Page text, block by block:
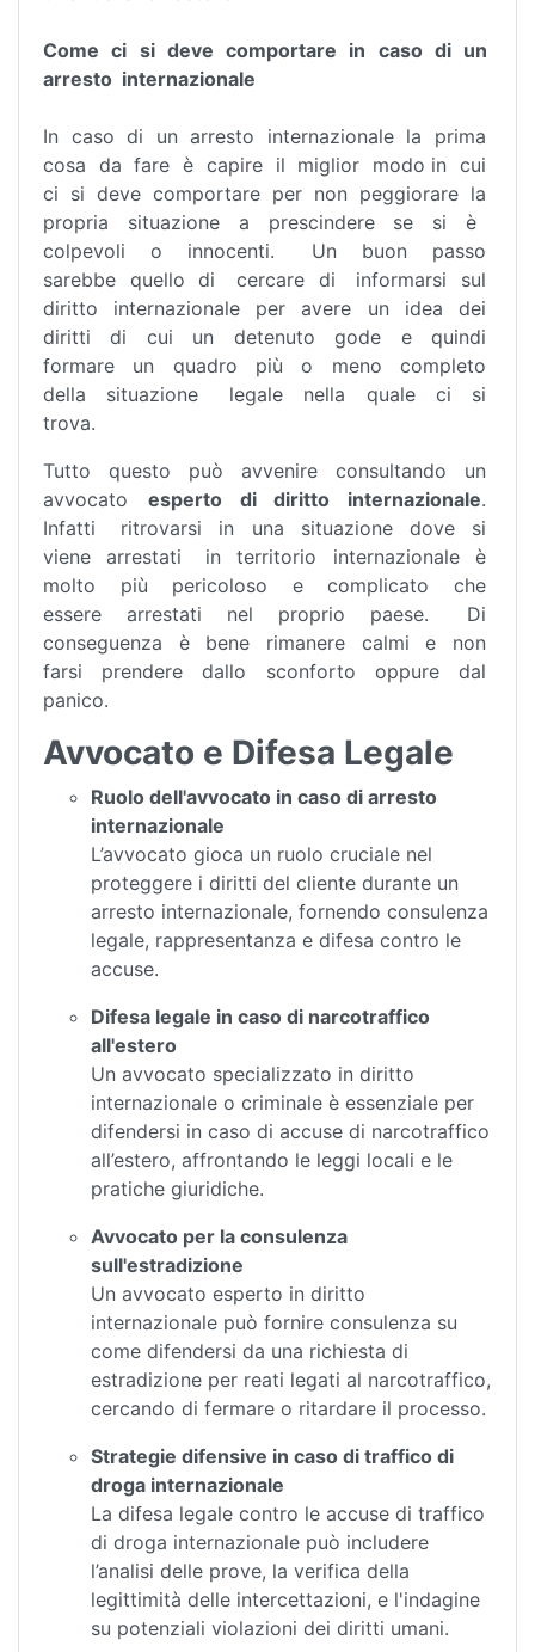
Come ci si deve comportare in caso di un
arresto internazionale
In caso di un arresto internazionale la prima
cosa da fare è capire il miglior modo in cui
ci si deve comportare per non peggiorare la
propria situazione a prescindere se si è
colpevoli o innocenti. Un buon passo
sarebbe quello di cercare di informarsi sul
diritto internazionale per avere un idea dei
diritti di cui un detenuto gode e quindi
formare un quadro più o meno completo
della situazione legale nella quale ci si
trova.
Tutto questo può avvenire consultando un
avvocato esperto di diritto internazionale.
Infatti ritrovarsi in una situazione dove si
viene arrestati in territorio internazionale è
molto più pericoloso e complicato che
essere arrestati nel proprio paese. Di
conseguenza è bene rimanere calmi e non
farsi prendere dallo sconforto oppure dal
panico.
Avvocato e Difesa Legale
Ruolo dell'avvocato in caso di arresto
internazionale
L’avvocato gioca un ruolo cruciale nel
proteggere i diritti del cliente durante un
arresto internazionale, fornendo consulenza
legale, rappresentanza e difesa contro le
accuse.
Difesa legale in caso di narcotraffico
all'estero
Un avvocato specializzato in diritto
internazionale o criminale è essenziale per
difendersi in caso di accuse di narcotraffico
all’estero, affrontando le leggi locali e le
pratiche giuridiche.
Avvocato per la consulenza
sull'estradizione
Un avvocato esperto in diritto
internazionale può fornire consulenza su
come difendersi da una richiesta di
estradizione per reati legati al narcotraffico,
cercando di fermare o ritardare il processo.
Strategie difensive in caso di traffico di
droga internazionale
La difesa legale contro le accuse di traffico
di droga internazionale può includere
l’analisi delle prove, la verifica della
legittimità delle intercettazioni, e l'indagine
su potenziali violazioni dei diritti umani.